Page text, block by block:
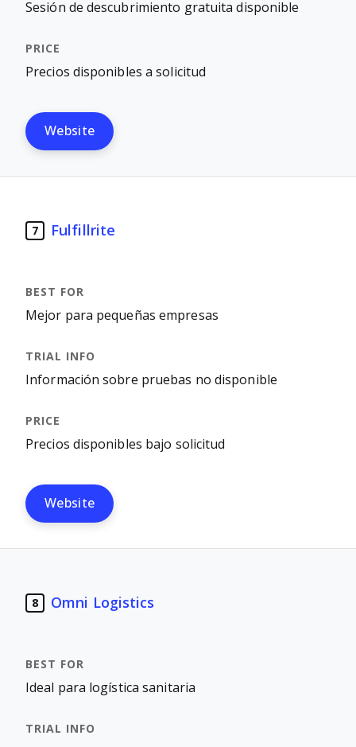
Sesión de descubrimiento gratuita disponible
Precios disponibles a solicitud
Website
7 Fulfillrite
Mejor para pequeñas empresas
Información sobre pruebas no disponible
Precios disponibles bajo solicitud
Website
8 Omni Logistics
Ideal para logística sanitaria